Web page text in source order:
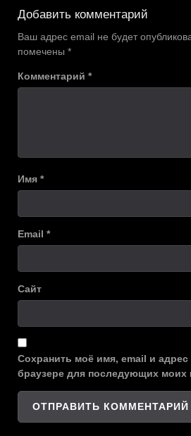
записям
Добавить комментарий
Ваш адрес email не будет
помечены *
Комментарий *
Имя *
Email *
Сайт
Сохранить моё имя, email и адрес
браузере для последующих моих